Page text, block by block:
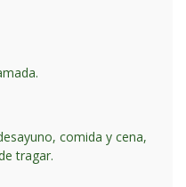
comida y cena,
tragar.